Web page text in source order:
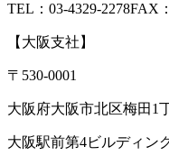
TEL：03-4329-2278FAX
【大阪支社】
〒530-0001
大阪府大阪市北区梅田1
大阪駅前第4ビルディン